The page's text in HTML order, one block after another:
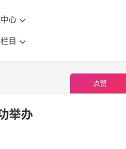
心
目
点赞
举办